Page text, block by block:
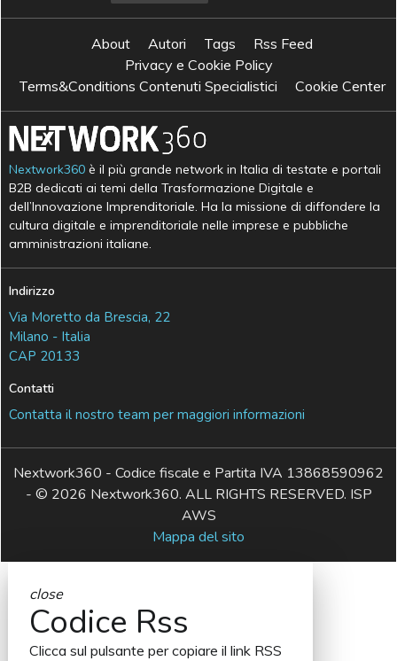
About Autori Tags
Rss Feed
Privacy e Cookie Policy
Terms&Conditions Contenuti Specialistici
Cookie Center
Nextwork360 è il più grande network in Italia di testate e portali
B2B dedicati ai temi della Trasformazione Digitale e
dell’Innovazione Imprenditoriale. Ha la missione di diffondere la
cultura digitale e imprenditoriale nelle imprese e pubbliche
amministrazioni italiane.
Indirizzo
Via Moretto da Brescia, 22
Milano - Italia
CAP 20133
Contatti
Contatta il nostro team per maggiori informazioni
Nextwork360 - Codice fiscale e Partita IVA 13868590962
- © 2026 Nextwork360. ALL RIGHTS RESERVED. ISP
AWS
Mappa del sito
close
Codice Rss
Clicca sul pulsante per copiare il link RSS